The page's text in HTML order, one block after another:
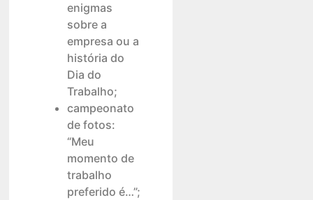
enigmas
sobre a
empresa ou a
história do
Dia do
Trabalho;
campeonato
de fotos:
“Meu
momento de
trabalho
preferido é…”;